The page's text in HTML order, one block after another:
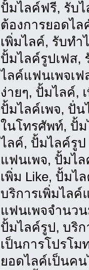
ปั้มไลค์ฟรี, รับ
ต้องการยอดไล
เพิ่มไลค์, รับทำ
ปั้มไลค์รูปเฟส,
ไลค์แฟนเพจเฟ
ง่ายๆ, ปั้มไลค์,
ปั้มไลค์เพจ, ปั่
ในโทรศัพท์, ปั้ม
ไลค์, ปั้มไลค์รูป
แฟนเพจ, ปั้มไล
เพิ่ม Like, ปั้มไ
บริการเพิ่มไล
แฟนเพจจำนว
ปั้มไลค์รูป, บริ
เป็นการโปรโ
ยอดไลค์เป็นคน